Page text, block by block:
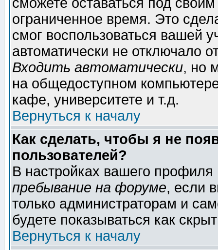
ограниченное время. Это
смог воспользоваться вашей
автоматически не отключало
Входить автоматически, но
на общедоступном
кафе, университете и т.д.
Вернуться к началу
Как сделать, чтобы я не
пользователей?
В настройках вашего
пребывание на форуме, если
только администраторам и
будете показываться как
Вернуться к началу